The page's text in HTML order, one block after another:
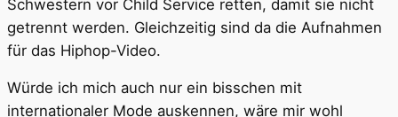
Schwestern vor Child Service retten, damit sie nicht
getrennt werden. Gleichzeitig sind da die Aufnahmen
für das Hiphop-Video.
Würde ich mich auch nur ein bisschen mit
internationaler Mode auskennen, wäre mir wohl